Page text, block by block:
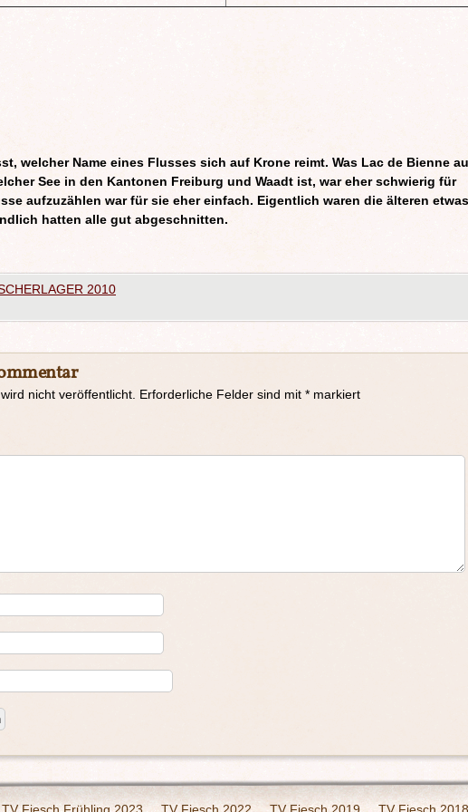
welcher Name eines Flusses sich auf Krone reimt. Was Lac de Bienne
See in den Kantonen Freiburg und Waadt ist, war eher schwierig für
aufzuzählen war für sie eher einfach. Eigentlich waren die älteren etwas
hatten alle gut abgeschnitten.
2010
nicht veröffentlicht. Erforderliche Felder sind mit * markiert